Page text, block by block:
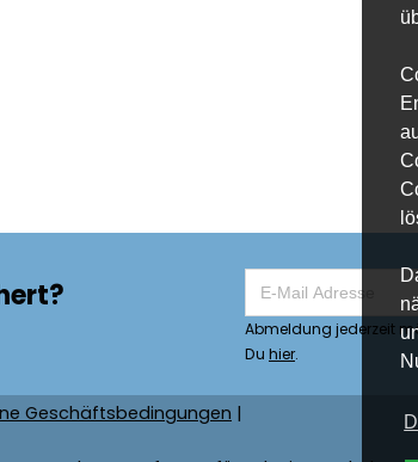
Abmeldung jederzeit
Du hier.
Geschäftsbedingungen |